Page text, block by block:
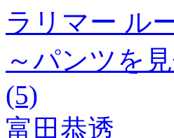
ラリマー ル
～パンツを
(5)
富田恭透